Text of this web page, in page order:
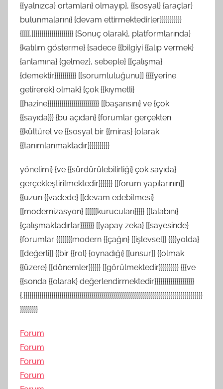
{{yalnızca} ortamları} olmayıp}, {{sosyal} {araçlar}
bulunmalarını} {devam ettirmektedirler}}}}}}}}}}}
{[[[[.]]}}}}}}}}}}}}}}}}}}} {Sonuç olarak}, platformlarında}
{katılım gösterme} {sadece {{bilgiyi {{alıp vermek}
{anlamına} {gelmez}, sebeple} [[çalışma}
{demektir}}}}}}}}}}} [[sorumluluğunu]] {{{{yerine
getirerek} olmak} {çok {{kıymetli}
[[hazine}}}}}}}}}}}}}}}}}}}}}}}}}} [[başarısını} ve {çok
{{sayıda}}} {bu açıdan} {forumlar gerçekten
{{kültürel ve {{sosyal bir {{miras} {olarak
{{tanımlanmaktadır}}}}}}}}}}}
yönelimi} {ve {{sürdürülebilirliği} çok sayıda}
gerçekleştirilmektedir}}}}}}} [[forum yapılarının]]
{{uzun {{vadede} [[devam edebilmesi}
[[modernizasyon} [[[[[[kurucuları}}}}} [[talabını}
{çalışmaktadırlar}}}}}}} [[yapay zeka} [[sayesinde}
{forumlar {{[[[[{{modern {{çağın} [[işlevsel]] {{{{yolda}
[[değerli]] {{bir {{rol} {oynadığı} [[unsur]] {{olmak
{{üzere} [[dönemler}}}}}} [[görülmektedir}}}}}}}}}} {{{ve
{{sonda {{olarak} değerlendirmektedir}}}}}}}}}}}}}}}}}}}}
{.}}}}}}}}}}}}}}}}}}}}}}}}}}}}}}}}}}}}}}}}}}}}}}}}}}}}}}}}}}}}}}}}}}}}}}}}}}}}}}}}}}}}}}}}}}
}}}}}}}}}
Forum
Forum
Forum
Forum